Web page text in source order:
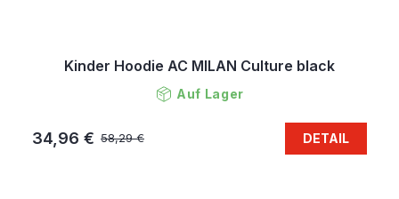
Kinder Hoodie AC MILAN Culture black
Auf Lager
58,29 €
34,96 € DETAIL